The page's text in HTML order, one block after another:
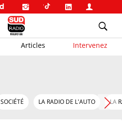
Articles Intervenez
SOCIÉTÉ LA RADIO DE L'AUTO LA